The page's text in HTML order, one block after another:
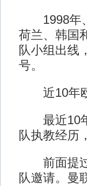
1998年、
荷兰、韩国
队小组出线
号。
近10年欧
最近10年
队执教经历
前面提过
队邀请。曼